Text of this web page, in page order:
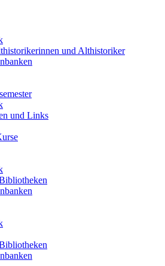
und Althistoriker
und Links